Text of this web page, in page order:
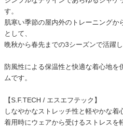
す。
肌寒い季節の屋内外のトレーニングか
として、
晩秋から春先までの3シーズンで活躍し
防風性による保温性と快適な着心地を
ムです。
【S.F.TECH / エスエフテック】
しなやかなストレッチ性と軽やかな着
着用時にウェアから受けるストレスを